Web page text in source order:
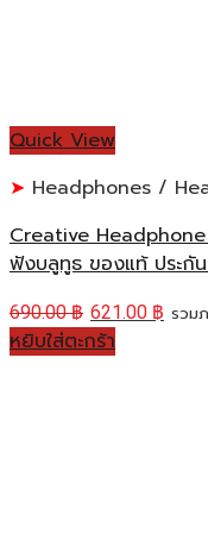
Quick View
Headphones /
Creative
ฟังบลูทูธ ของแท้ ประกั
690.00฿ 621.00 ฿ รวม
หยิบใส่ตะกร้า